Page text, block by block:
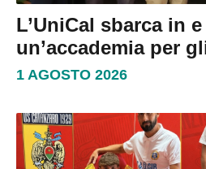
L’UniCal sbarca in
un’accademia per
1 AGOSTO 2026